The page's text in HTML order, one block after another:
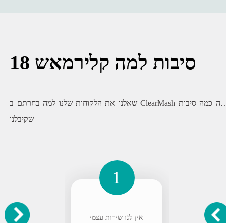
18 סיבות למה קלירמאש
שאלנו את הלקוחות שלנו למה בחרתם ב ClearMash והנה כמה סיבות
שקיבלנו
אין לנו שירות עצמי
1